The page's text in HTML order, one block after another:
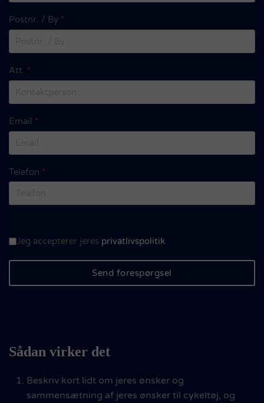
Postnr. / By *
Att. *
Email *
Telefon *
Accept af privatspolitik
Jeg accepterer jeres privatlivspolitik
Send forespørgsel
Sådan virker det
Beskriv kort lidt om jeres ønsker og
sammensætning af jeres ønsker til cykeltøj, og